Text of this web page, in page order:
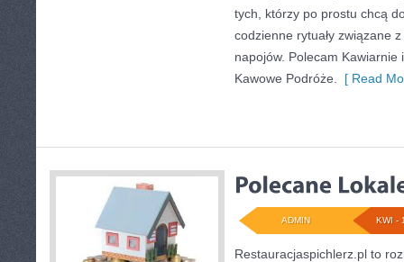
tych, którzy po prostu chcą
codzienne rytuały związane
napojów. Polecam Kawiarnie
Kawowe Podróże.
[ Read
KWI -
ADMIN
Restauracjaspichlerz.pl to